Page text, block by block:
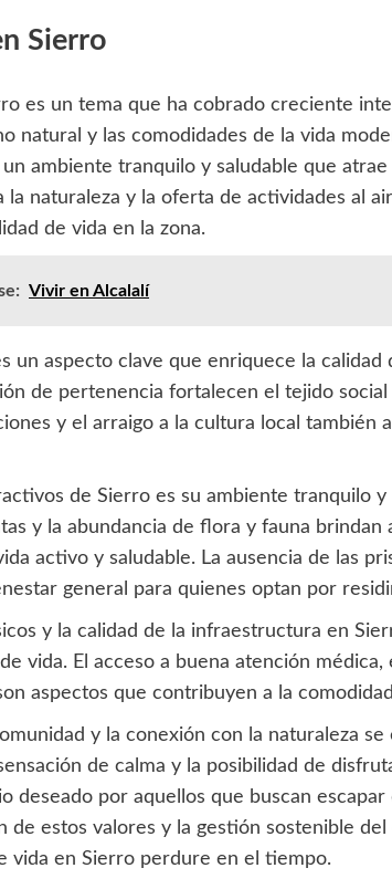
Sierro
es un tema que ha cobrado creciente
natural y las comodidades de la vida
ambiente tranquilo y saludable que
la naturaleza y la oferta de actividades al
de vida en la zona.
Vivir en Alcalalí
un aspecto clave que enriquece la calidad
de pertenencia fortalecen el tejido social
y el arraigo a la cultura local también
de Sierro es su ambiente tranquilo y
y la abundancia de flora y fauna
activo y saludable. La ausencia de las
general para quienes optan por
y la calidad de la infraestructura en
vida. El acceso a buena atención
aspectos que contribuyen a la
y la conexión con la naturaleza
de calma y la posibilidad de
deseado por aquellos que buscan
de estos valores y la gestión sostenible
vida en Sierro perdure en el tiempo.